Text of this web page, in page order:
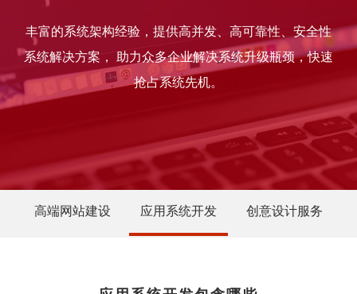
丰富的系统架构经验，提供高并发、高可靠性、安全性
系统解决方案， 助力众多企业解决系统升级瓶颈，快速
抢占系统先机。
高端网站建设 应用系统开发 创意设计服务